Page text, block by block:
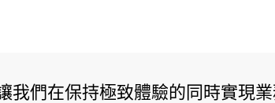
我們在保持極致體驗的同時實現